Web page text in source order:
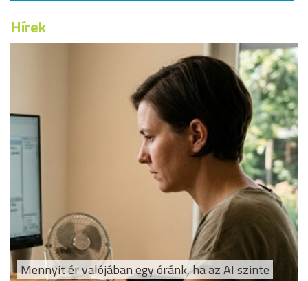
Hírek
Mennyit ér valójában egy óránk, ha az AI szinte